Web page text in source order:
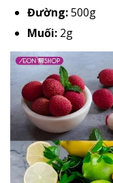
Đường:500g
Muối: 2g